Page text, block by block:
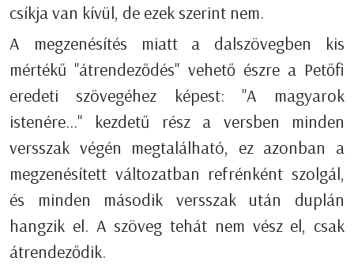
csíkja van kívül, de ezek szerint nem.
A megzenésítés miatt a dalszövegben kis
mértékű "átrendeződés" vehető észre a Petőfi
eredeti szövegéhez képest: "A magyarok
istenére..." kezdetű rész a versben minden
versszak végén megtalálható, ez azonban a
megzenésített változatban refrénként szolgál,
és minden második versszak után duplán
hangzik el. A szöveg tehát nem vész el, csak
átrendeződik.